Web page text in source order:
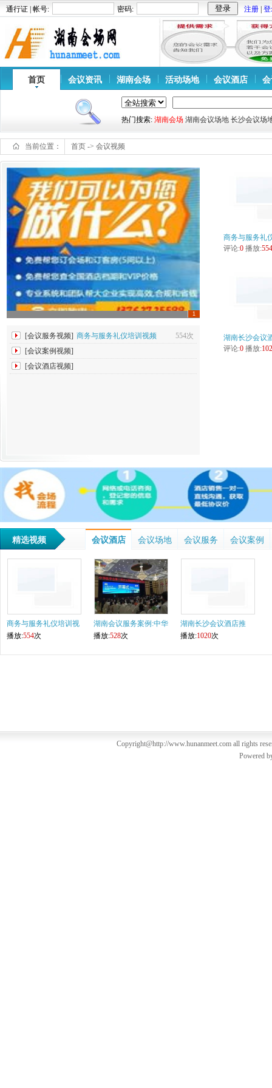
通行证 | 帐号: 密码: 注册
首页 会议资讯 湖南会场 活动场地 会议酒店
热门搜索: 湖南会场 湖南会议场地 长沙会议场
当前位置： 首页 -> 会议视频
1
[会议服务视频] 商务与服务礼仪培训视频
554次
[会议案例视频]
湖南会议服务案例:中华医学会第十四次
[会议酒店视频]
商务与服务礼
评论:0 播放:554
湖南长沙会议
华
评论:0 播放:
精选视频 会议酒店 会议场地 会议服务 会议案例
商务与服务礼仪培训视
频
播放:554次
湖南会议服务案例:中华
医学会第
播放:528次
湖南长沙会议酒店推
荐--潇湘华
播放:1020次
Copyright@http://www.hunanmeet.com all rights
Powered